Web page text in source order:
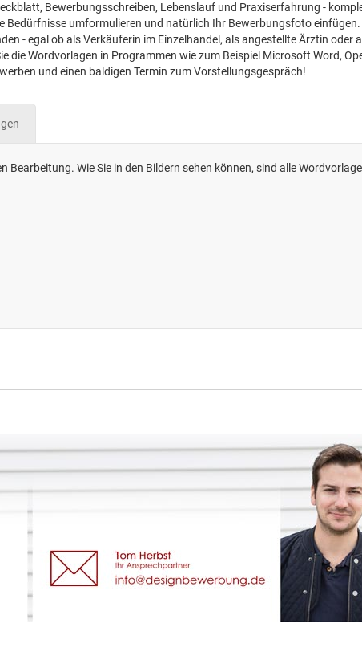
Bewerbungsschreiben, Lebenslauf und Praxiserfahrung -
umformulieren und natürlich Ihr Bewerbungsfoto
- egal ob als Verkäuferin im Einzelhandel, als angestellte Ärztin oder
Wordvorlagen in Programmen wie zum Beispiel Microsoft Word,
und einen baldigen Termin zum Vorstellungsgespräch!
Wie Sie in den Bildern sehen können, sind alle